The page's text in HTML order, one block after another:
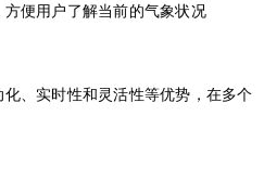
便用户了解当前的气象状况
、实时性和灵活性等优势，在多个